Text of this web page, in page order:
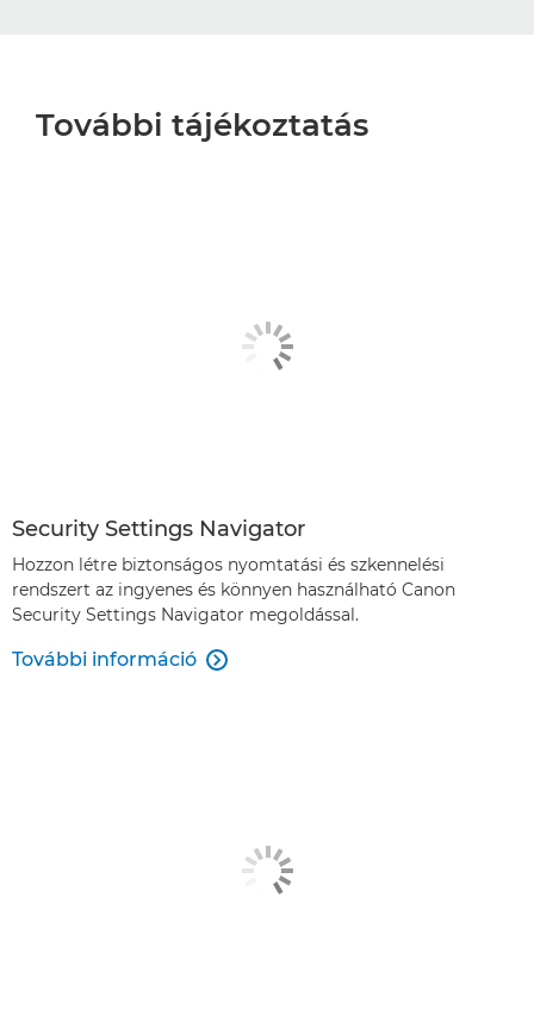
További tájékoztatás
Security Settings Navigator
Hozzon létre biztonságos nyomtatási és szkennelési
rendszert az ingyenes és könnyen használható Canon
Security Settings Navigator megoldással.
További információ 